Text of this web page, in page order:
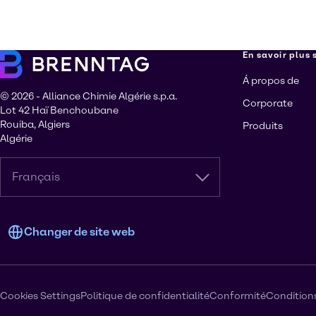
© 2026 - Alliance Chimie Algérie s.p.a.
Lot 42 Haï Benchoubane
Rouiba, Algiers
Algérie
Français
Changer de site web
En savoir plus
Á propos de
Corporate
Produits
Cookies SettingsPolitique de confidentialitéConformité